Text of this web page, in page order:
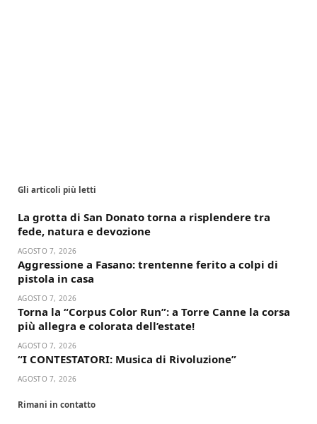
Gli articoli più letti
La grotta di San Donato torna a risplendere tra
fede, natura e devozione
AGOSTO 7, 2026
Aggressione a Fasano: trentenne ferito a colpi di
pistola in casa
AGOSTO 7, 2026
Torna la “Corpus Color Run”: a Torre Canne la corsa
più allegra e colorata dell’estate!
AGOSTO 7, 2026
“I CONTESTATORI: Musica di Rivoluzione”
AGOSTO 7, 2026
Rimani in contatto